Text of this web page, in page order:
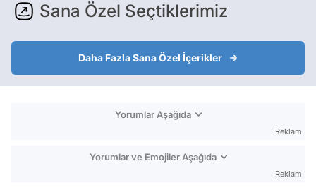
Sana Özel Seçtiklerimiz
Daha Fazla Sana Özel İçerikler
Yorumlar Aşağıda
Reklam
Yorumlar ve Emojiler Aşağıda
Reklam